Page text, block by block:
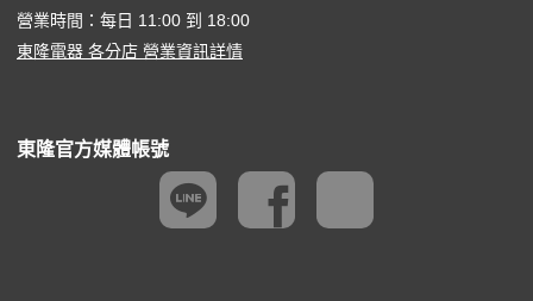
營業時間：每日 11:00 到 18:00
東隆電器 各分店 營業資訊詳情
東隆官方媒體帳號